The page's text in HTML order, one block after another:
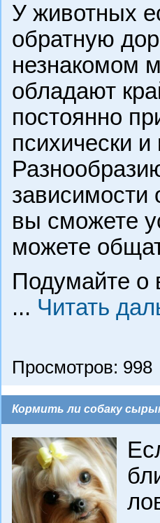
У животных
обратную
незнакомом
обладают
постоянно
психически
зависимости
вы сможете
можете
Подумайте о
... Читать
Просмотров: 998
Кормить ли собаку